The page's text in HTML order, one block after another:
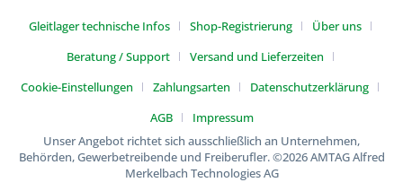
Gleitlager technische Infos Shop-Registrierung
Über uns
Beratung / Support
Versand und Lieferzeiten
Cookie-Einstellungen
Zahlungsarten
Datenschutzerklärung
AGB
Impressum
Unser Angebot richtet sich ausschließlich an Unternehmen,
Behörden, Gewerbetreibende und Freiberufler.©2026 AMTAG Alfred
Merkelbach Technologies AG